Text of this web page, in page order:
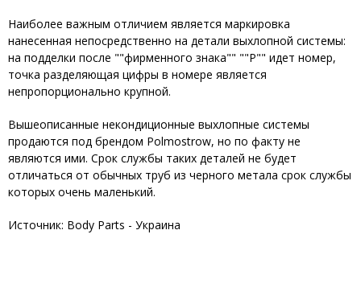
Наиболее важным отличием является маркировка
нанесенная непосредственно на детали выхлопной системы:
на подделки после ""фирменного знака"" ""Р"" идет номер,
точка разделяющая цифры в номере является
непропорционально крупной.
Вышеописанные некондиционные выхлопные системы
продаются под брендом Polmostrow, но по факту не
являются ими. Срок службы таких деталей не будет
отличаться от обычных труб из черного метала срок службы
которых очень маленький.
Источник: Body Parts - Украина